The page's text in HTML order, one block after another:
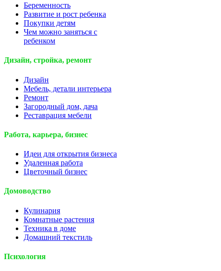
Беременность
Развитие и рост ребенка
Покупки детям
Чем можно заняться с
ребенком
Дизайн, стройка, ремонт
Дизайн
Мебель, детали интерьера
Ремонт
Загородный дом, дача
Реставрация мебели
Работа, карьера, бизнес
Идеи для открытия бизнеса
Удаленная работа
Цветочный бизнес
Домоводство
Кулинария
Комнатные растения
Техника в доме
Домашний текстиль
Психология